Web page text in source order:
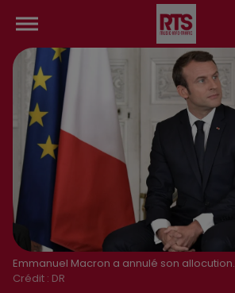
Emmanuel Macron a annulé son allocution.
Crédit : DR